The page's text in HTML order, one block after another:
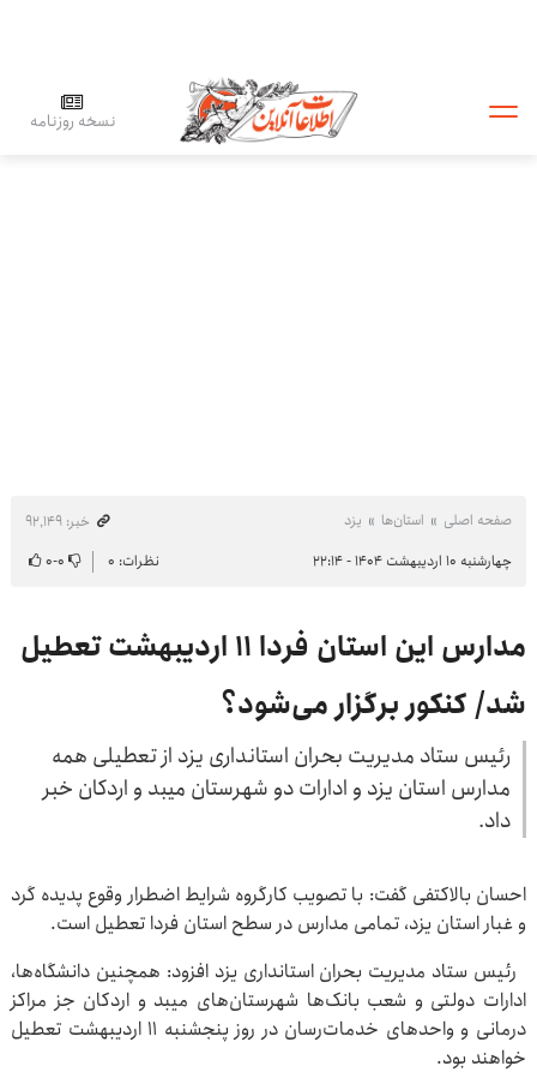
نسخه روزنامه
صفحه اصلی استان‌ها یزد
خبر: ۹۲٬۱۴۹
چهارشنبه ۱۰ اردیبهشت ۱۴۰۴ - ۲۲:۱۴
نظرات: ۰ ۰-۰
مدارس این استان فردا ۱۱ اردیبهشت تعطیل
شد/ کنکور برگزار می‌شود؟
رئیس ستاد مدیریت بحران استانداری یزد از تعطیلی همه
مدارس استان یزد و ادارات دو شهرستان میبد و اردکان خبر
داد.
احسان بالاکتفی گفت: با تصویب کارگروه شرایط اضطرار وقوع پدیده گرد
و غبار استان یزد، تمامی مدارس در سطح استان فردا تعطیل است.
رئیس ستاد مدیریت بحران استانداری یزد افزود: همچنین دانشگاه‌ها،
ادارات دولتی و شعب بانک‌ها شهرستان‌های میبد و اردکان جز مراکز
درمانی و واحدهای خدمات‌رسان در روز پنجشنبه ۱۱ اردیبهشت تعطیل
خواهند بود.